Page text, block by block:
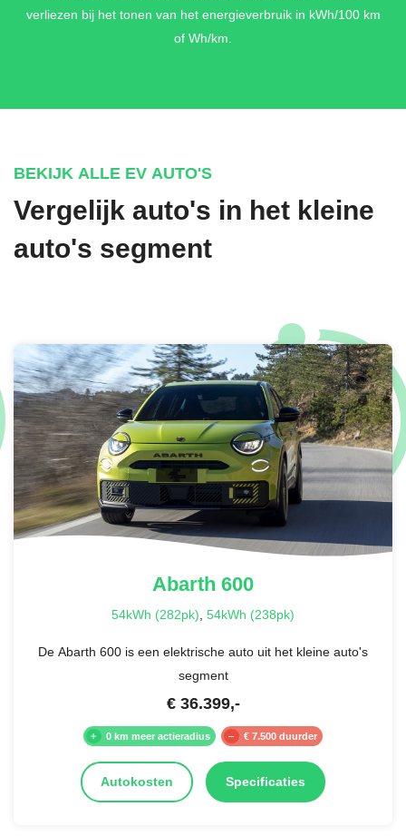
verliezen bij het tonen van het energieverbruik in kWh/100 km
of Wh/km.
BEKIJK ALLE EV AUTO'S
Vergelijk auto's in het kleine
auto's segment
Abarth 600
54kWh (282pk), 54kWh (238pk)
De Abarth 600 is een elektrische auto uit het kleine auto's
segment
€ 36.399,-
0 km meer actieradius € 7.500 duurder
Autokosten Specificaties